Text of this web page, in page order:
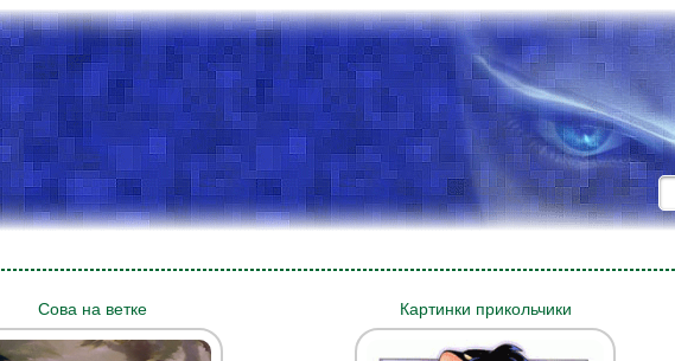
Сова на ветке Картинки прикольчики